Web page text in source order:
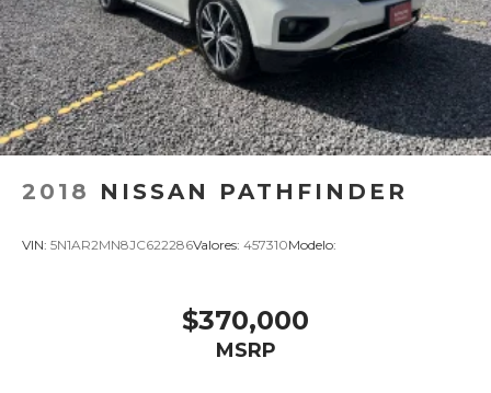
2018 NISSAN PATHFINDER
VIN: 5N1AR2MN8JC622286Valores: 457310Modelo:
$370,000
MSRP